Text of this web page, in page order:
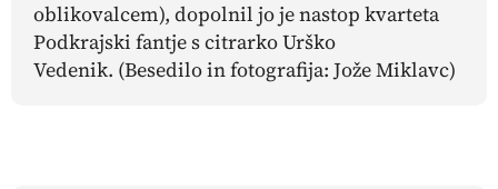
oblikovalcem), dopolnil jo je nastop kvarteta
Podkrajski fantje s citrarko Urško
Vedenik. (Besedilo in fotografija: Jože Miklavc)